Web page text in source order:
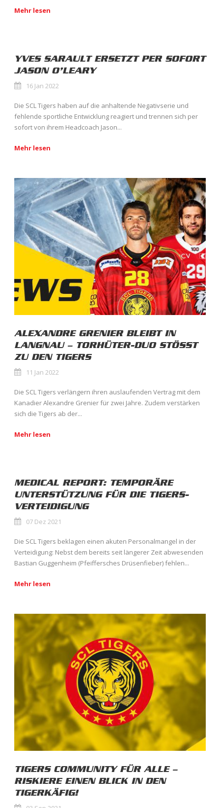
Mehr lesen
YVES SARAULT ERSETZT PER SOFORT
JASON O’LEARY
16 Jan 2022
Die SCL Tigers haben auf die anhaltende Negativserie und
fehlende sportliche Entwicklung reagiert und trennen sich per
sofort von ihrem Headcoach Jason...
Mehr lesen
ALEXANDRE GRENIER BLEIBT IN
LANGNAU – TORHÜTER-DUO STÖSST
ZU DEN TIGERS
11 Jan 2022
Die SCL Tigers verlängern ihren auslaufenden Vertrag mit dem
Kanadier Alexandre Grenier für zwei Jahre. Zudem verstärken
sich die Tigers ab der...
Mehr lesen
MEDICAL REPORT: TEMPORÄRE
UNTERSTÜTZUNG FÜR DIE TIGERS-
VERTEIDIGUNG
07 Dez 2021
Die SCL Tigers beklagen einen akuten Personalmangel in der
Verteidigung: Nebst dem bereits seit längerer Zeit abwesenden
Bastian Guggenheim (Pfeiffersches Drüsenfieber) fehlen...
Mehr lesen
TIGERS COMMUNITY FÜR ALLE –
RISKIERE EINEN BLICK IN DEN
TIGERKÄFIG!